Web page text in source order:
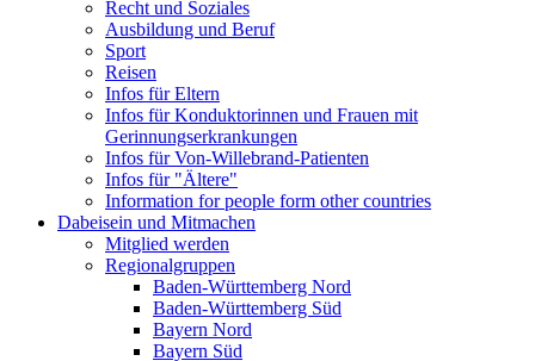
Recht und Soziales
Ausbildung und Beruf
Sport
Reisen
Infos für Eltern
Infos für Konduktorinnen und Frauen mit
Gerinnungserkrankungen
Infos für Von-Willebrand-Patienten
Infos für "Ältere"
Information for people form other countries
Dabeisein und Mitmachen
Mitglied werden
Regionalgruppen
Baden-Württemberg Nord
Baden-Württemberg Süd
Bayern Nord
Bayern Süd